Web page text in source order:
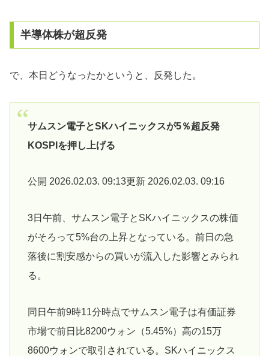
半導体株が超反発
で、本日どうなったかというと、反発した。
サムスン電子とSKハイニックスが5％超反発
KOSPIを押し上げる
公開 2026.02.03. 09:13更新 2026.02.03. 09:16
3日午前、サムスン電子とSKハイニックスの株価
がそろって5%台の上昇となっている。前日の急
落後に割安感からの買いが流入した影響とみられ
る。
同日午前9時11分時点でサムスン電子は有価証券
市場で前日比8200ウォン（5.45%）高の15万
8600ウォンで取引されている。SKハイニックス